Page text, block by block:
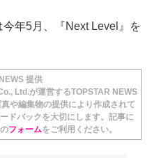
年5月、『Next Level』を
提供
Ltd.が運営するTOPSTAR NEWS
や編集物の提供により作成されて
ドバックを大切にします。記事に
フォームをご利用ください。